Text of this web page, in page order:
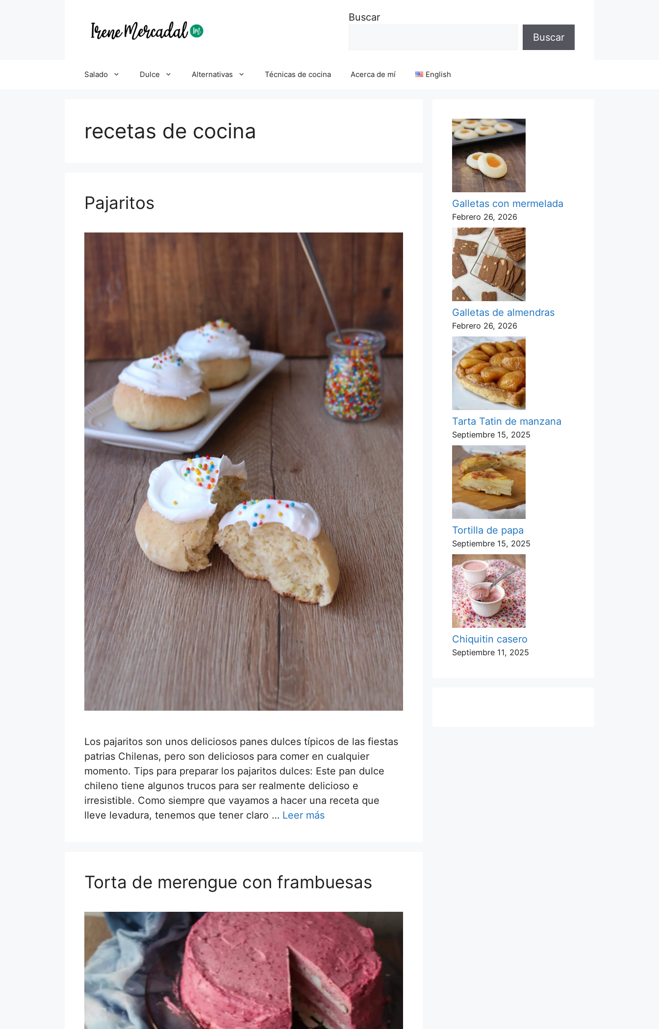
Buscar
Buscar
Salado Dulce Alternativas Técnicas de cocina Acerca de mí English
recetas de cocina
Pajaritos
Los pajaritos son unos deliciosos panes dulces típicos de las fiestas
patrias Chilenas, pero son deliciosos para comer en cualquier
momento. Tips para preparar los pajaritos dulces: Este pan dulce
chileno tiene algunos trucos para ser realmente delicioso e
irresistible. Como siempre que vayamos a hacer una receta que
lleve levadura, tenemos que tener claro … Leer más
Torta de merengue con frambuesas
Galletas con mermelada
Febrero 26, 2026
Galletas de almendras
Febrero 26, 2026
Tarta Tatin de manzana
Septiembre 15, 2025
Tortilla de papa
Septiembre 15, 2025
Chiquitin casero
Septiembre 11, 2025